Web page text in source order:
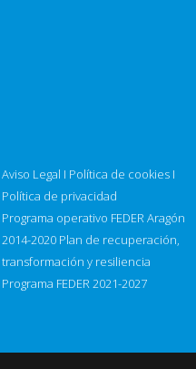
Aviso Legal I Política de cookies I
Política de privacidad
Programa operativo FEDER Aragón
2014-2020 Plan de recuperación,
transformación y resiliencia
Programa FEDER 2021-2027